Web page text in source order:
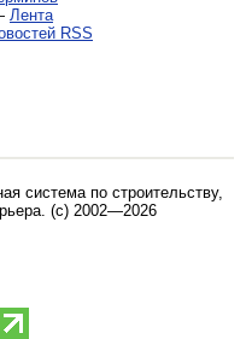
Лента
RSS
система по строительству,
. (c) 2002—2026